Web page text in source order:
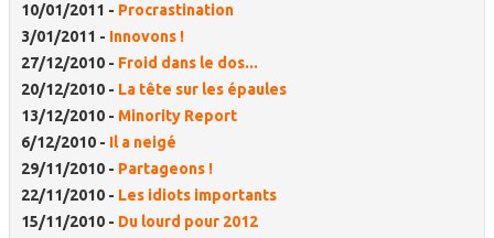
10/01/2011 - Procrastination
3/01/2011 - Innovons !
27/12/2010 - Froid dans le dos...
20/12/2010 - La tête sur les épaules
13/12/2010 - Minority Report
6/12/2010 - Il a neigé
29/11/2010 - Partageons !
22/11/2010 - Les idiots importants
15/11/2010 - Du lourd pour 2012